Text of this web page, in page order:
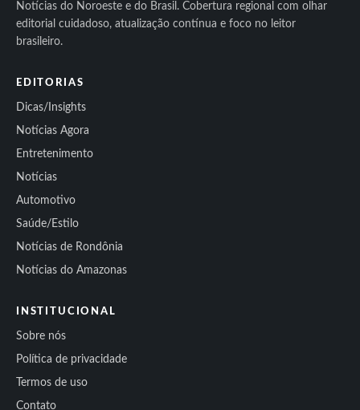
Notícias do Noroeste e do Brasil. Cobertura regional com olhar
editorial cuidadoso, atualização contínua e foco no leitor
brasileiro.
EDITORIAS
Dicas/Insights
Notícias Agora
Entretenimento
Notícias
Automotivo
Saúde/Estilo
Notícias de Rondônia
Notícias do Amazonas
INSTITUCIONAL
Sobre nós
Política de privacidade
Termos de uso
Contato